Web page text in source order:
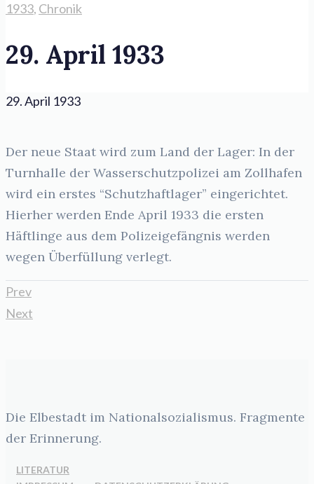
1933, Chronik
29. April 1933
29. April 1933
Der neue Staat wird zum Land der Lager: In der
Turnhalle der Wasserschutzpolizei am Zollhafen
wird ein erstes “Schutzhaftlager” eingerichtet.
Hierher werden Ende April 1933 die ersten
Häftlinge aus dem Polizeigefängnis werden
wegen Überfüllung verlegt.
Prev
Next
Die Elbestadt im Nationalsozialismus. Fragmente
der Erinnerung.
LITERATUR